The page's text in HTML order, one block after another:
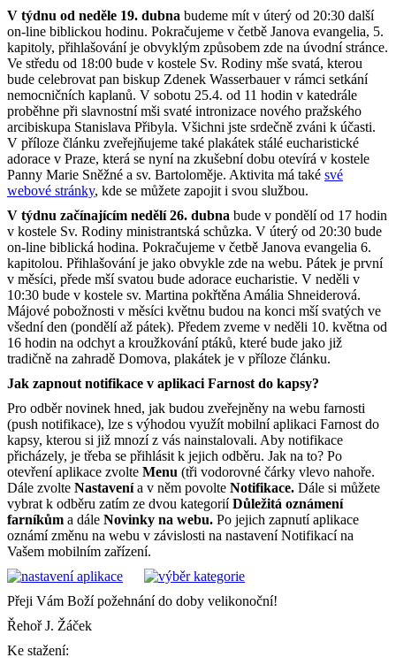
V týdnu od neděle 19. dubna budeme mít v úterý od 20:30 další
on-line biblickou hodinu. Pokračujeme v četbě Janova evangelia, 5.
kapitoly, přihlašování je obvyklým způsobem zde na úvodní stránce.
Ve středu od 18:00 bude v kostele Sv. Rodiny mše svatá, kterou
bude celebrovat pan biskup Zdenek Wasserbauer v rámci setkání
nemocničních kaplanů. V sobotu 25.4. od 11 hodin v katedrále
proběhne při slavnostní mši svaté intronizace nového pražského
arcibiskupa Stanislava Přibyla. Všichni jste srdečně zváni k účasti.
V příloze článku zveřejňujeme také plakátek stálé eucharistické
adorace v Praze, která se nyní na zkušební dobu otevírá v kostele
Panny Marie Sněžné a sv. Bartoloměje. Aktivita má také své
webové stránky, kde se můžete zapojit i svou službou.
V týdnu začínajícím nedělí 26. dubna bude v pondělí od 17 hodin
v kostele Sv. Rodiny ministrantská schůzka. V úterý od 20:30 bude
on-line biblická hodina. Pokračujeme v četbě Janova evangelia 6.
kapitolou. Přihlašování je jako obvykle zde na webu. Pátek je první
v měsíci, přede mší svatou bude adorace eucharistie. V neděli v
10:30 bude v kostele sv. Martina pokřtěna Amália Shneiderová.
Májové pobožnosti v měsíci květnu budou na konci mší svatých ve
všední den (pondělí až pátek). Předem zveme v neděli 10. května od
16 hodin na odchyt a kroužkování ptáků, které bude jako již
tradičně na zahradě Domova, plakátek je v příloze článku.
Jak zapnout notifikace v aplikaci Farnost do kapsy?
Pro odběr novinek hned, jak budou zveřejněny na webu farnosti
(push notifikace), lze s výhodou využít mobilní aplikaci Farnost do
kapsy, kterou si již mnozí z vás nainstalovali. Aby notifikace
přicházely, je třeba se přihlásit k jejich odběru. Jak na to? Po
otevření aplikace zvolte Menu (tři vodorovné čárky vlevo nahoře.
Dále zvolte Nastavenía v něm povolte Notifikace. Dále si můžete
vybrat k odběru zatím ze dvou kategoriíDůležitá oznámení
farníkům a dále Novinky na webu. Po jejich zapnutí aplikace
oznámí změnu na webu v závislosti na nastavení Notifikací na
Vašem mobilním zařízení.
Přeji Vám Boží požehnání do doby velikonoční!
Řehoř J. Žáček
Ke stažení: